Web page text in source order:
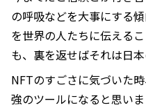
の呼吸などを大事にする
を世界の人たちに伝える
も、裏を返せばそれは日
NFTのすごさに気づいた
強のツールになると思いま